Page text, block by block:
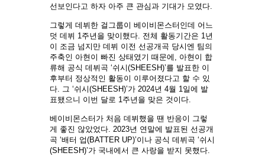
선보인다고 하자 아주 큰 관심과 기대가 모였다.
그렇게 데뷔한 걸그룹이 베이비몬스터인데 어느
덧 데뷔 1주년을 맞이했다. 전체 활동기간은 1년
이 조금 넘지만 데뷔 이전 선공개곡 당시엔 팀의
주축인 아현이 빠진 상태였기 때문에, 아현이 합
류해 공식 데뷔곡 ‘쉬시(SHEESH)’를 발표한 이
후부터 정상적인 활동이 이루어졌다고 할 수 있
다. 그 ‘쉬시(SHEESH)’가 2024년 4월 1일에 발
표됐으니 이번 달로 1주년을 맞은 것이다.
베이비몬스터가 처음 데뷔했을 땐 반응이 그렇
게 좋진 않았었다. 2023년 연말에 발표된 선공개
곡 ‘배터 업(BATTER UP)’이나 공식 데뷔곡 ‘쉬시
(SHEESH)’가 국내에서 큰 사랑을 받지 못했다.